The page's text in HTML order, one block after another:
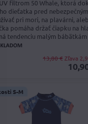
filtrom 50 Whale, ktorá
dieťatka pred
pri mori, na plavárni,
pomáha držať čiapku na
tendenciu malým
13,80 € Zľava
S-M